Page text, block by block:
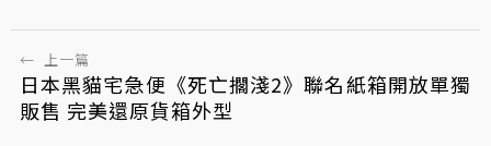
← 上一篇
日本黑貓宅急便《死亡擱淺2》聯名紙箱開放單獨
販售 完美還原貨箱外型